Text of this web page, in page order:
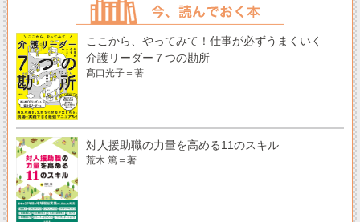
ここから、やってみて！仕事が必ずうまくいく
介護リーダー７つの勘所
髙口光子＝著
対人援助職の力量を高める11のスキル
荒木 篤＝著